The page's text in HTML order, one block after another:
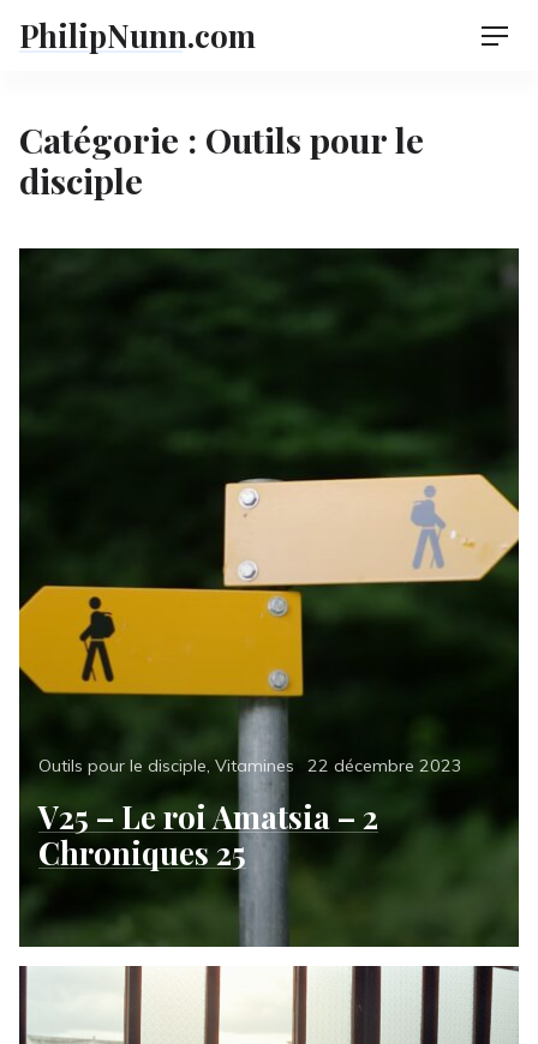
PhilipNunn.com
Catégorie : Outils pour le
disciple
Categories
Outils pour le disciple, Vitamines
Posted
22 décembre 2023
V25 – Le roi Amatsia – 2
Chroniques 25